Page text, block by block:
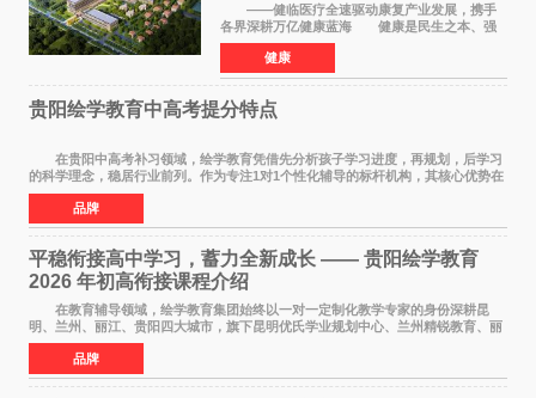
——健临医疗全速驱动康复产业发展，携手
各界深耕万亿健康蓝海 健康是民生之本、强
国之基。人民的幸福生活，一个最重要的指标就
是健康。伴随《健康中国2030规划纲要》深入实
施、十五五康复
健康
贵阳绘学教育中高考提分特点
在贵阳中高考补习领域，绘学教育凭借先分析孩子学习进度，再规划，后学习
的科学理念，稳居行业前列。作为专注1对1个性化辅导的标杆机构，其核心优势在
于构建诊断+规划+执行的完整闭环，不仅覆
品牌
平稳衔接高中学习，蓄力全新成长 —— 贵阳绘学教育
2026 年初高衔接课程介绍
在教育辅导领域，绘学教育集团始终以一对一定制化教学专家的身份深耕昆
明、兰州、丽江、贵阳四大城市，旗下昆明优氏学业规划中心、兰州精锐教育、丽
江绘学教育、贵阳绘学教育，凭借 四维定制
品牌